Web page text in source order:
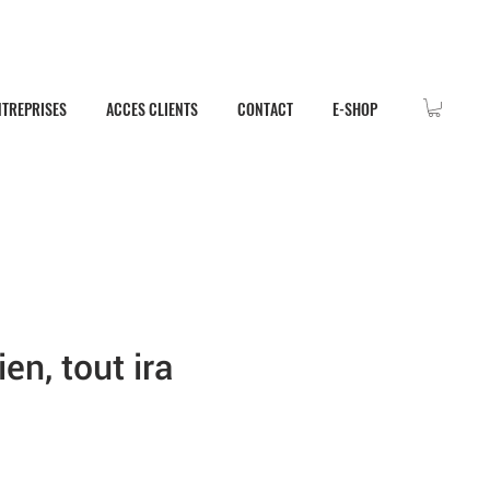
ACCES CLIENTS CONTACT E-SHOP
tout ira